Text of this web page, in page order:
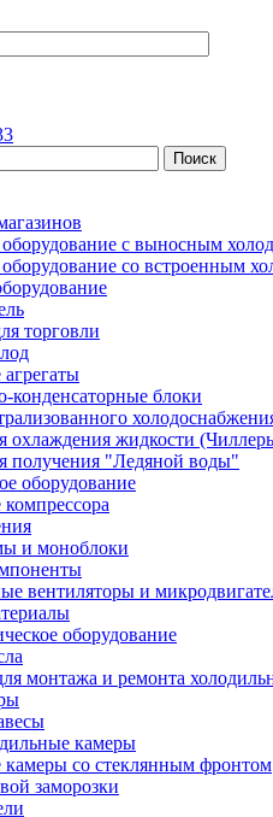
с выносным
со встроенным
торговли
конденсаторные блоки
охлаждения жидкости
получения "Ледяной воды"
оборудование
и моноблоки
вентиляторы и
оборудование
монтажа и ремонта
камеры
со стеклянным фронтом
заморозки